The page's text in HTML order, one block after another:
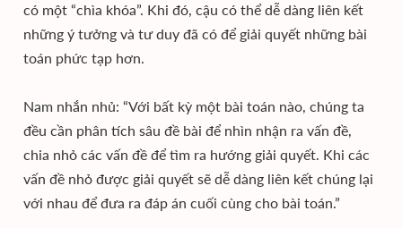
có một “chìa khóa”. Khi đó, cậu có thể dễ dàng liên kết
những ý tưởng và tư duy đã có để giải quyết những bài
toán phức tạp hơn.
Nam nhắn nhủ: “Với bất kỳ một bài toán nào, chúng ta
đều cần phân tích sâu đề bài để nhìn nhận ra vấn đề,
chia nhỏ các vấn đề để tìm ra hướng giải quyết. Khi các
vấn đề nhỏ được giải quyết sẽ dễ dàng liên kết chúng lại
với nhau để đưa ra đáp án cuối cùng cho bài toán.”